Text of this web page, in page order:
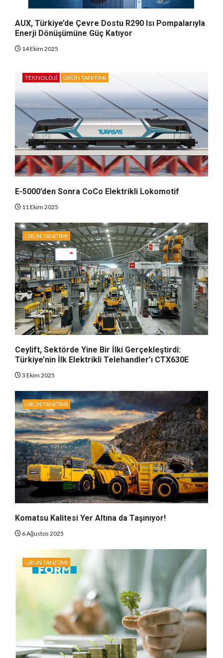
AUX, Türkiye’de Çevre Dostu R290 Isı Pompalarıyla
Enerji Dönüşümüne Güç Katıyor
14 Ekim 2025
TEKNOLOJI ÜRÜN TANITIMI
E-5000’den Sonra CoCo Elektrikli Lokomotif
11 Ekim 2025
ÜRÜN TANITIMI
Ceylift, Sektörde Yine Bir İlki Gerçekleştirdi:
Türkiye’nin İlk Elektrikli Telehandler’ı CTX630E
3 Ekim 2025
ÜRÜN TANITIMI
Komatsu Kalitesi Yer Altına da Taşınıyor!
6 Ağustos 2025
ÜRÜN TANITIMI